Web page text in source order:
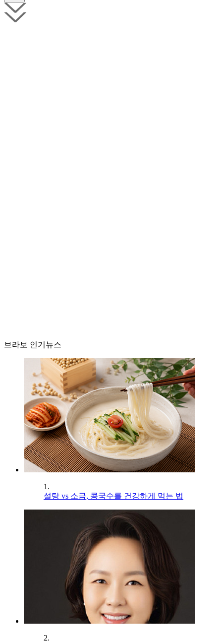
브라보 인기뉴스
1.
설탕 vs 소금, 콩국수를 건강하게 먹는 법
2.